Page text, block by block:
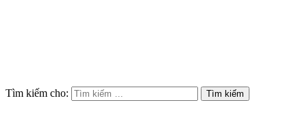
Tìm kiếm cho: